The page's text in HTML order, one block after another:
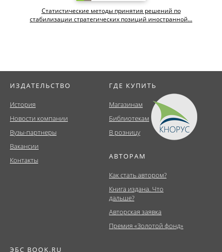
Статистические методы принятия решений по
стабилизации стратегических позиций иностранной...
ИЗДАТЕЛЬСТВО
История
Новости компании
Вузы-партнеры
Вакансии
Контакты
ГДЕ КУПИТЬ
Магазинам
Библиотекам
В розницу
АВТОРАМ
Как стать автором?
Книга издана. Что
дальше?
Авторская заявка
Премия «Золотой фонд»
ЭБС BOOK.RU